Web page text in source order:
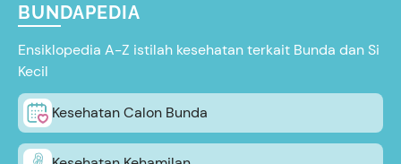
BUNDAPEDIA
Ensiklopedia A-Z istilah kesehatan terkait Bunda dan Si
Kecil
Kesehatan Calon Bunda